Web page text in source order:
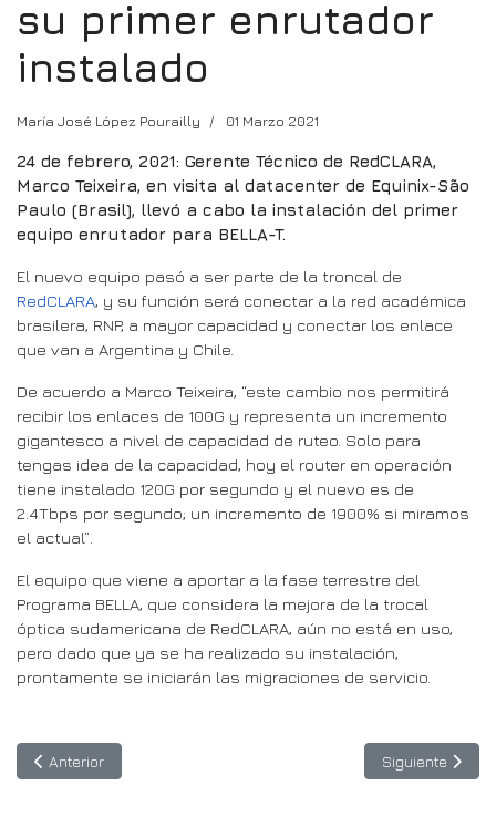
su primer enrutador
instalado
María José López Pourailly 01 Marzo 2021
24 de febrero, 2021: Gerente Técnico de RedCLARA,
Marco Teixeira, en visita al datacenter de Equinix-São
Paulo (Brasil), llevó a cabo la instalación del primer
equipo enrutador para BELLA-T.
El nuevo equipo pasó a ser parte de la troncal de
RedCLARA, y su función será conectar a la red académica
brasilera, RNP, a mayor capacidad y conectar los enlace
que van a Argentina y Chile.
De acuerdo a Marco Teixeira, “este cambio nos permitirá
recibir los enlaces de 100G y representa un incremento
gigantesco a nivel de capacidad de ruteo. Solo para
tengas idea de la capacidad, hoy el router en operación
tiene instalado 120G por segundo y el nuevo es de
2.4Tbps por segundo; un incremento de 1900% si miramos
el actual”.
El equipo que viene a aportar a la fase terrestre del
Programa BELLA, que considera la mejora de la trocal
óptica sudamericana de RedCLARA, aún no está en uso,
pero dado que ya se ha realizado su instalación,
prontamente se iniciarán las migraciones de servicio.
Artículo anterior: Impacto de BELLA: Los grandes intercambios
Anterior Artículo
Siguiente